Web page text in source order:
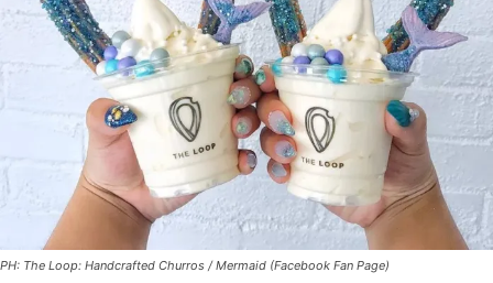
PH: The Loop: Handcrafted Churros / Mermaid (Facebook Fan Page)